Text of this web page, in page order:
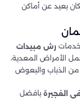
بعيد عن أماكن
رش مبيدات
الأمراض المعدية،
من الذباب والبعوض
الفجيرة بافضل